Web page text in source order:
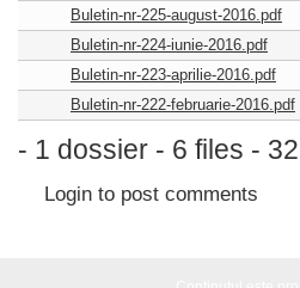
Buletin-nr-225-august-2016.pdf
Buletin-nr-224-iunie-2016.pdf
Buletin-nr-223-aprilie-2016.pdf
Buletin-nr-222-februarie-2016.pdf
- 1 dossier - 6 files -
Login to post comments